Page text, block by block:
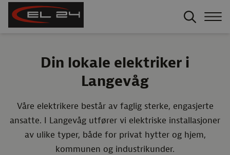
Din lokale elektriker i
Langevåg
Våre elektrikere består av faglig sterke, engasjerte
ansatte. I Langevåg utfører vi elektriske installasjoner
av ulike typer, både for privat hytter og hjem,
kommunen og industrikunder.